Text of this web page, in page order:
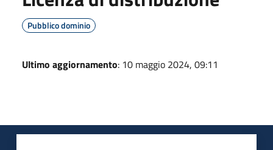
Pubblico dominio
Ultimo aggiornamento: 10 maggio 2024, 09:11